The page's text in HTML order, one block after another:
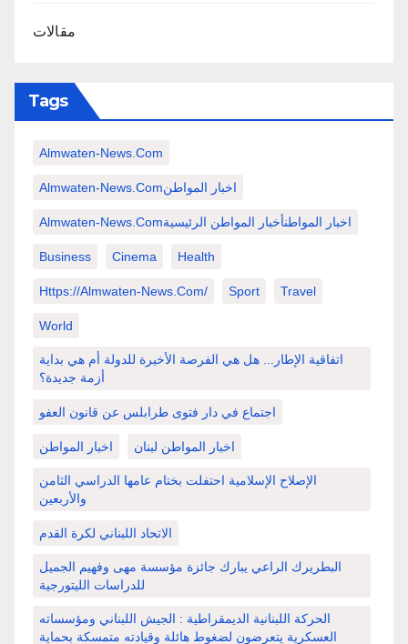
مقالات
Tags
Almwaten-News.com
Almwaten-News.comاخبار المواطن
Almwaten-News.comاخبار المواطنأخبار المواطن الرئيسية
Business Cinema Health
Https://almwaten-News.com/ Sport Travel
World
اتفاقية الإطار... هل هي الفرصة الأخيرة للدولة أم هي بداية
أزمة جديدة؟
اجتماع في دار فتوى طرابلس عن قانون العفو
اخبار المواطن اخبار المواطن لبنان
الإصلاح الإسلامية احتفلت بختام عامها الدراسي الثامن
والأربعين
الاتحاد اللبناني لكرة القدم
البطريرك الراعي يبارك جائزة مؤسسة مهى وفهيم الجميل
للدراسات الليتورجية
الحركة اللبنانية الديمقراطية : الجيش اللبناني ومؤسساته
العسكرية يتعرضون لضغوط هائلة وقيادته متمسكة بحماية